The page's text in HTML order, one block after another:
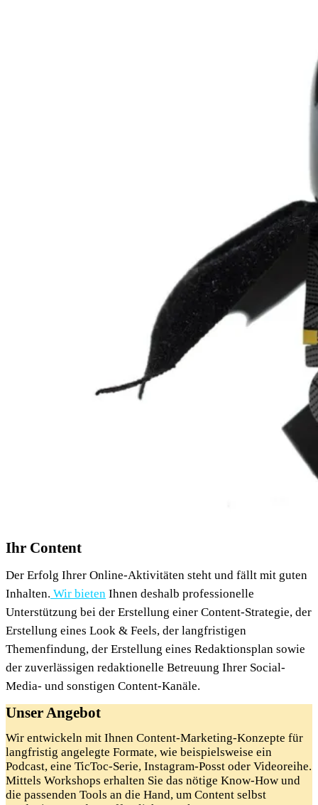
Ihr Content
Der Erfolg Ihrer Online-Aktivitäten steht und fällt mit guten
Inhalten. Wir bieten Ihnen deshalb professionelle
Unterstützung bei der Erstellung einer Content-Strategie, der
Erstellung eines Look & Feels, der langfristigen
Themenfindung, der Erstellung eines Redaktionsplan sowie
der zuverlässigen redaktionelle Betreuung Ihrer Social-
Media- und sonstigen Content-Kanäle.
Unser Angebot
Wir entwickeln mit Ihnen Content-Marketing-Konzepte für
langfristig angelegte Formate, wie beispielsweise ein
Podcast, eine TicToc-Serie, Instagram-Posst oder Videoreihe.
Mittels Workshops erhalten Sie das nötige Know-How und
die passenden Tools an die Hand, um Content selbst